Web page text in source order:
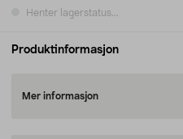
Henter lagerstatus...
Produktinformasjon
Mer informasjon